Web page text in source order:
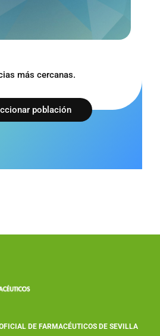
más cercanas.
población
DE FARMACÉUTICOS DE SEVILLA